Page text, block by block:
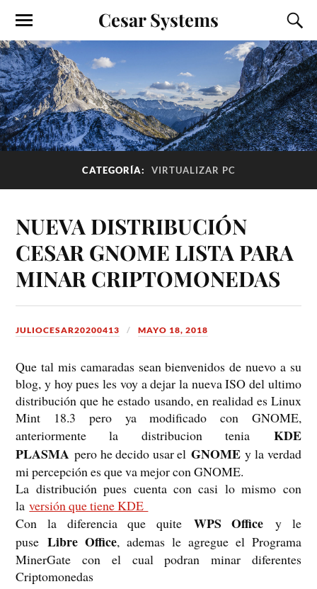
Cesar Systems
CATEGORÍA: VIRTUALIZAR PC
NUEVA DISTRIBUCIÓN
CESAR GNOME LISTA PARA
MINAR CRIPTOMONEDAS
JULIOCESAR20200413 MAYO 18, 2018
Que tal mis camaradas sean bienvenidos de nuevo a su
blog, y hoy pues les voy a dejar la nueva ISO del ultimo
distribución que he estado usando, en realidad es Linux
Mint 18.3 pero ya modificado con GNOME,
anteriormente la distribucion teniaKDE
PLASMA pero he decido usar el GNOMEy la verdad
mi percepción es que va mejor con GNOME.
La distribución pues cuenta con casi lo mismo con
laversión que tiene KDE
Con la diferencia que quite WPS Office y le
puseLibre Office, ademas le agregue el Programa
MinerGate con el cual podran minar diferentes
Criptomonedas